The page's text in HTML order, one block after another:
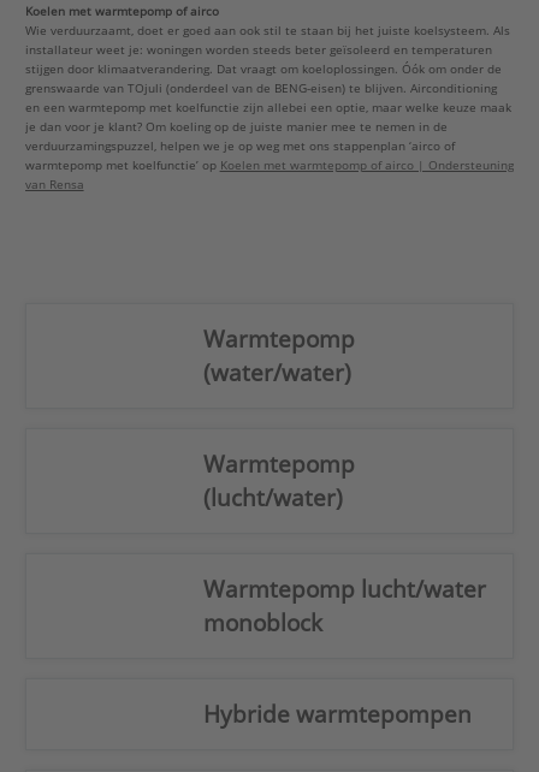
Koelen met warmtepomp of airco
Wie verduurzaamt, doet er goed aan ook stil te staan bij het juiste koelsysteem. Als
installateur weet je: woningen worden steeds beter geïsoleerd en temperaturen
stijgen door klimaatverandering. Dat vraagt om koeloplossingen. Óók om onder de
grenswaarde van TOjuli (onderdeel van de BENG-eisen) te blijven. Airconditioning
en een warmtepomp met koelfunctie zijn allebei een optie, maar welke keuze maak
je dan voor je klant? Om koeling op de juiste manier mee te nemen in de
verduurzamingspuzzel, helpen we je op weg met ons stappenplan ‘airco of
warmtepomp met koelfunctie’ op Koelen met warmtepomp of airco | Ondersteuning
van Rensa
Warmtepomp
(water/water)
Warmtepomp
(lucht/water)
Warmtepomp lucht/water
monoblock
Hybride warmtepompen